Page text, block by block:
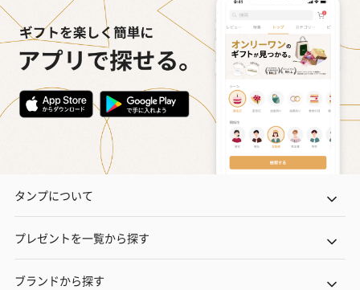
タンプについて
プレゼントを一覧から探す
ブランドから探す